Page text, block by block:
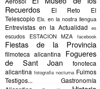
Recuerdos
El Reto
El
Telescopio Elx. en la nostra llengua
Entrevistas en la Actualidad es
escudos ESTACION MZA facebook
Fiestas de la Provincia
filmoteca alicantina
Fogueres
de Sant Joan
fonoteca
alicantina fotografia nocturna Fuimos
Testigos...
Gastronomía